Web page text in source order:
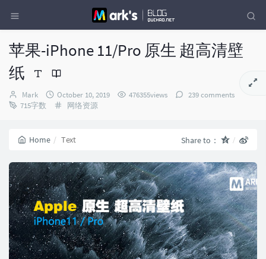
苹果-iPhone 11/Pro 原生 超高清壁
纸
Author：
Mark
发
布
October 10, 2019 476355views
239 comments
715字数
Categories：
网络资源
Home Text Share to：